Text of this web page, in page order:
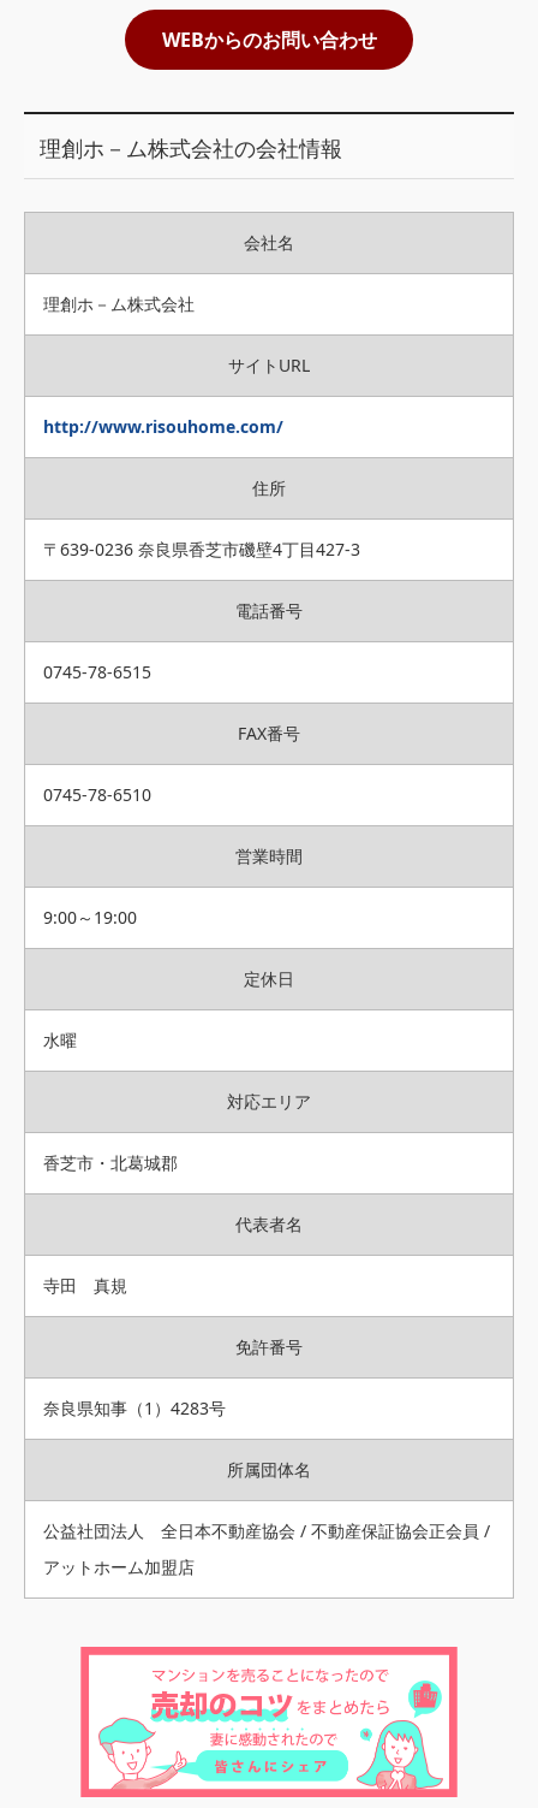
WEBからのお問い合わせ
理創ホ－ム株式会社の会社情報
会社名
理創ホ－ム株式会社
サイトURL
http://www.risouhome.com/
住所
〒639-0236 奈良県香芝市磯壁4丁目427-3
電話番号
0745-78-6515
FAX番号
0745-78-6510
営業時間
9:00～19:00
定休日
水曜
対応エリア
香芝市・北葛城郡
代表者名
寺田 真規
免許番号
奈良県知事（1）4283号
所属団体名
公益社団法人 全日本不動産協会 / 不動産保証協会正会員 /
アットホーム加盟店